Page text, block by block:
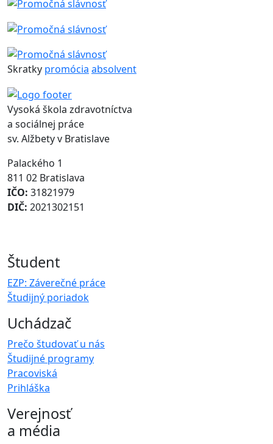
Skratky promócia absolvent
Vysoká škola zdravotníctva
a sociálnej práce
sv. Alžbety v Bratislave
Palackého 1
811 02 Bratislava
IČO: 31821979
DIČ: 2021302151
Študent
EZP: Záverečné práce
Študijný poriadok
Uchádzač
Prečo študovať u nás
Študijné programy
Pracoviská
Prihláška
Verejnosť
a média